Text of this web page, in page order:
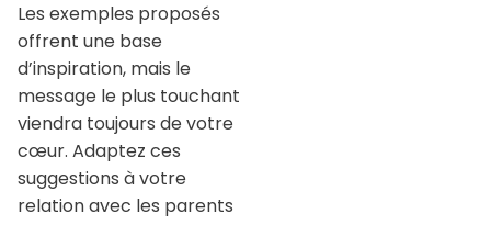
Les exemples proposés
offrent une base
d’inspiration, mais le
message le plus touchant
viendra toujours de votre
cœur. Adaptez ces
suggestions à votre
relation avec les parents